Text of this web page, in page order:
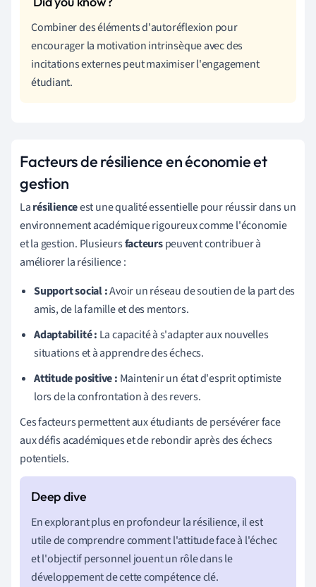
Combiner des éléments d'autoréflexion pour
encourager la motivation intrinsèque avec des
incitations externes peut maximiser l'engagement
étudiant.
Facteurs de résilience en économie et
gestion
Larésilienceest une qualité essentielle pour réussir dans un
environnement académique rigoureux comme l'économie
et la gestion. Plusieursfacteurspeuvent contribuer à
améliorer la résilience :
Support social :Avoir un réseau de soutien de la part des
amis, de la famille et des mentors.
Adaptabilité : La capacité à s'adapter aux nouvelles
situations et à apprendre des échecs.
Attitude positive : Maintenir un état d'esprit optimiste
lors de la confrontation à des revers.
Ces facteurs permettent aux étudiants de persévérer face
aux défis académiques et de rebondir après des échecs
potentiels.
En explorant plus en profondeur la résilience, il est
utile de comprendre comment l'attitude face à l'échec
et l'objectif personnel jouent un rôle dans le
développement de cette compétence clé.